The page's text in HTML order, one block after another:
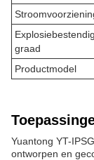
graad
Productmodel
Yuantong YT-
ontworpen en